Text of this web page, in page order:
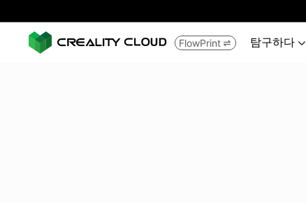
FlowPrint  탐구하다 